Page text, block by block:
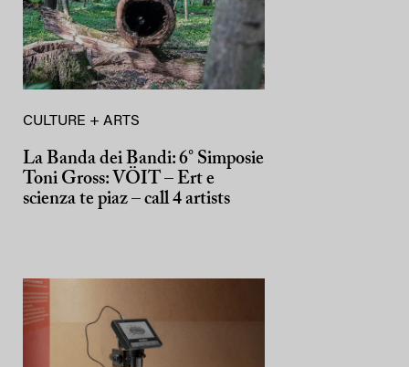
CULTURE + ARTS
La Banda dei Bandi: 6° Simposie
Toni Gross: VÖIT – Ert e
scienza te piaz – call 4 artists